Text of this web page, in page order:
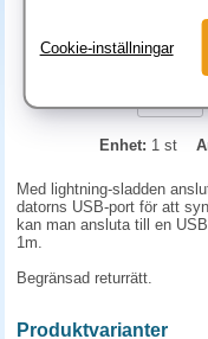
Enhet: 1 st
Med lightning-sladden
datorns USB-port för att
kan man ansluta till en
1m.
Begränsad returrätt.
Produktvarianter
Cookie-inställningar